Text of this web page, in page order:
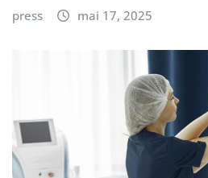
press mai 17, 2025